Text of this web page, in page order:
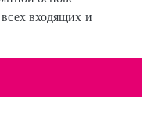
входящих и